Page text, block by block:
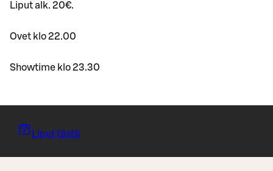
Liput alk. 20€.
Ovet klo 22.00
Showtime klo 23.30
Liput tästä